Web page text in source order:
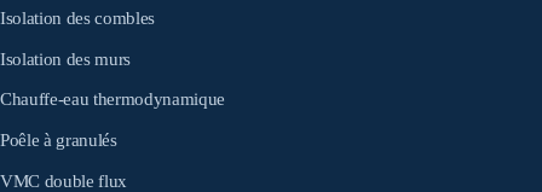
Isolation des combles
Isolation des murs
Chauffe-eau thermodynamique
Poêle à granulés
VMC double flux